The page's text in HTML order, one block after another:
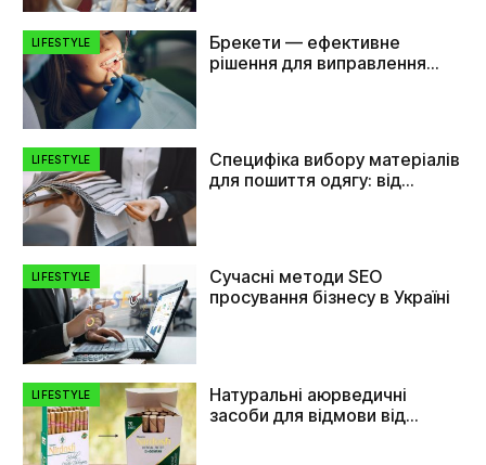
LIFESTYLE
Брекети — ефективне
рішення для виправлення
LIFESTYLE
Специфіка вибору матеріалів
для пошиття одягу: від
LIFESTYLE
Сучасні методи SEO
просування бізнесу в Україні
LIFESTYLE
Натуральні аюрведичні
засоби для відмови від